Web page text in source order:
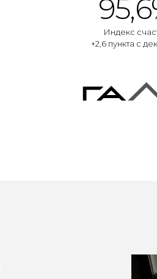
Индекс
+2,6 пункта с